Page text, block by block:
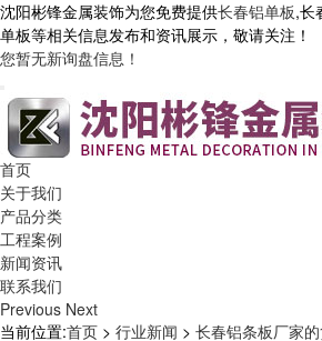
沈阳彬锋金属装饰为您免费提供长春铝单板,长
单板等相关信息发布和资讯展示，敬请关注！
您暂无新询盘信息！
首页
关于我们
产品分类
工程案例
新闻资讯
联系我们
Previous Next
当前位置:首页 > 行业新闻 > 长春铝条板厂家